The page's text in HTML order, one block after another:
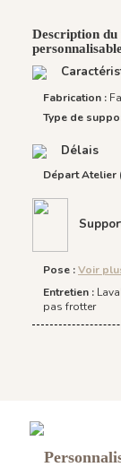
Description
Fabrication :
Type de
Délais
Départ Atelier
Pose :Voir
Entretien :
pas frotter